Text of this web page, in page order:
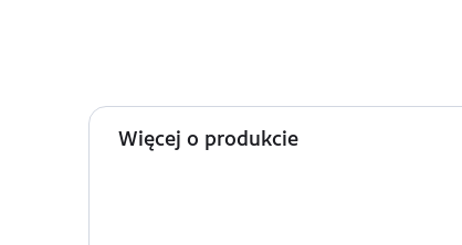
Więcej o produkcie